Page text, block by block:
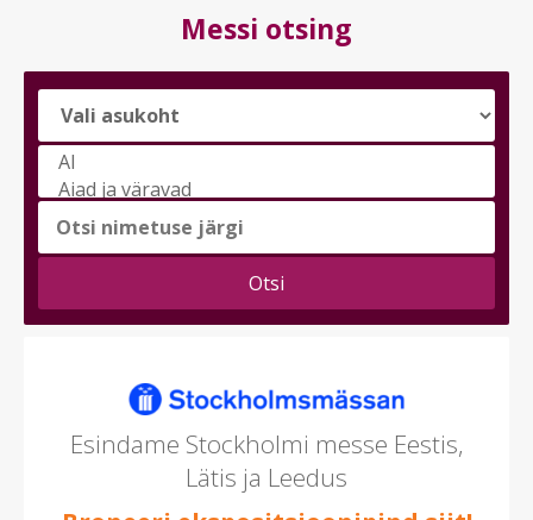
Messi otsing
Vali
messi
teema
valida
Esindame Stockholmi messe Eestis,
Lätis ja Leedus